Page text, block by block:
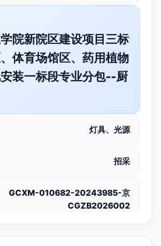
院新院区建设项目三标
体育场馆区、药用植物
装一标段专业分包--厨
灯具、光源
招采
GCXM-010682-20243985-京
CGZB2026002